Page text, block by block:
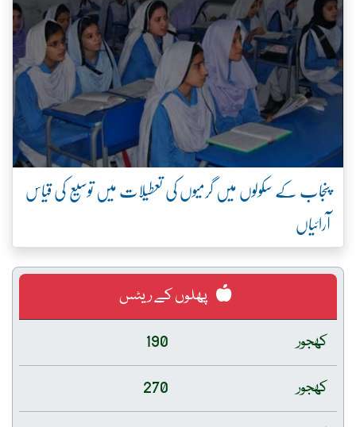
پنجاب کے سکولوں میں گرمیوں کی تعطیلات میں توسیع کی قیاس
آرائیاں
پھلوں کے ریٹس
کھجور
190
کھجور
270